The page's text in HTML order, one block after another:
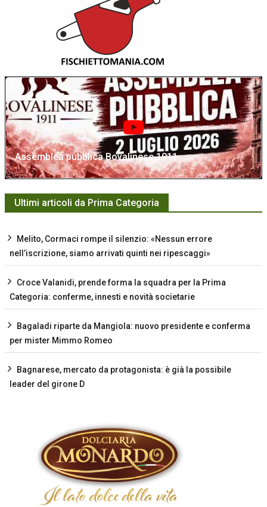
Assemblea pubblica Bovalinese 1911
Ultimi articoli da Prima Categoria
Melito, Cormaci rompe il silenzio: «Nessun errore
nell’iscrizione, siamo arrivati quinti nei ripescaggi»
Croce Valanidi, prende forma la squadra per la Prima
Categoria: conferme, innesti e novità societarie
Bagaladi riparte da Mangiola: nuovo presidente e conferma
per mister Mimmo Romeo
Bagnarese, mercato da protagonista: è già la possibile
leader del girone D